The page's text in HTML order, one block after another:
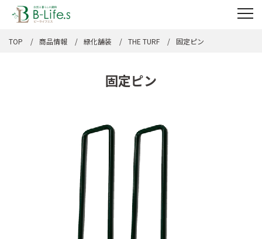
TOP 商品情報 緑化舗装 THE TURF 固定ピン
固定ピン